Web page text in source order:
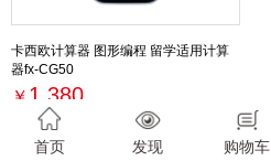
卡西欧计算器 图形编程 留学适用计算
器fx-CG50
￥ 1,380
最新活动
首页 发现 购物车